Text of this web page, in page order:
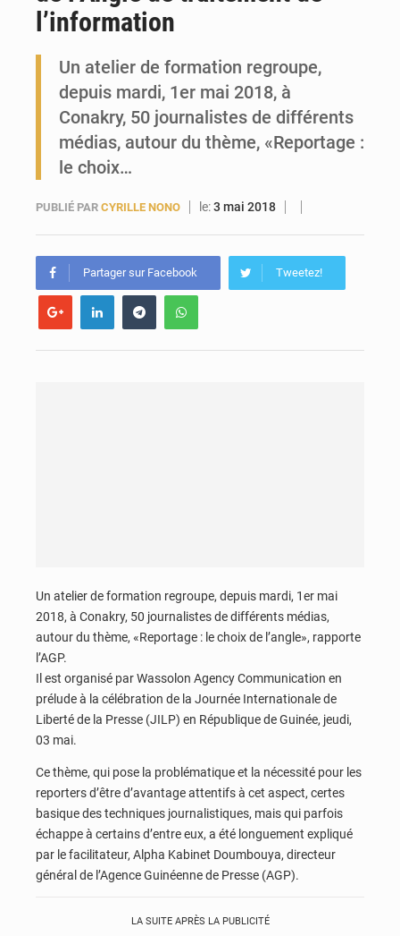
l’information
Un atelier de formation regroupe,
depuis mardi, 1er mai 2018, à
Conakry, 50 journalistes de différents
médias, autour du thème, «Reportage :
le choix…
PUBLIÉ PAR CYRILLE NONO le:3 mai 2018
Partager sur Facebook Tweetez!
Un atelier de formation regroupe, depuis mardi, 1er mai
2018, à Conakry, 50 journalistes de différents médias,
autour du thème, «Reportage : le choix de l’angle», rapporte
l’AGP.
Il est organisé par Wassolon Agency Communication en
prélude à la célébration de la Journée Internationale de
Liberté de la Presse (JILP) en République de Guinée, jeudi,
03 mai.
Ce thème, qui pose la problématique et la nécessité pour les
reporters d’être d’avantage attentifs à cet aspect, certes
basique des techniques journalistiques, mais qui parfois
échappe à certains d’entre eux, a été longuement expliqué
par le facilitateur, Alpha Kabinet Doumbouya, directeur
général de l’Agence Guinéenne de Presse (AGP).
LA SUITE APRÈS LA PUBLICITÉ